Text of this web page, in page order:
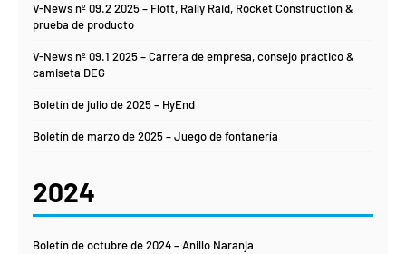
V-News nº 09.2 2025 – Flott, Rally Raid, Rocket Construction &
prueba de producto
V-News nº 09.1 2025 – Carrera de empresa, consejo práctico &
camiseta DEG
Boletín de julio de 2025 – HyEnd
Boletín de marzo de 2025 – Juego de fontanería
2024
Boletín de octubre de 2024 – Anillo Naranja